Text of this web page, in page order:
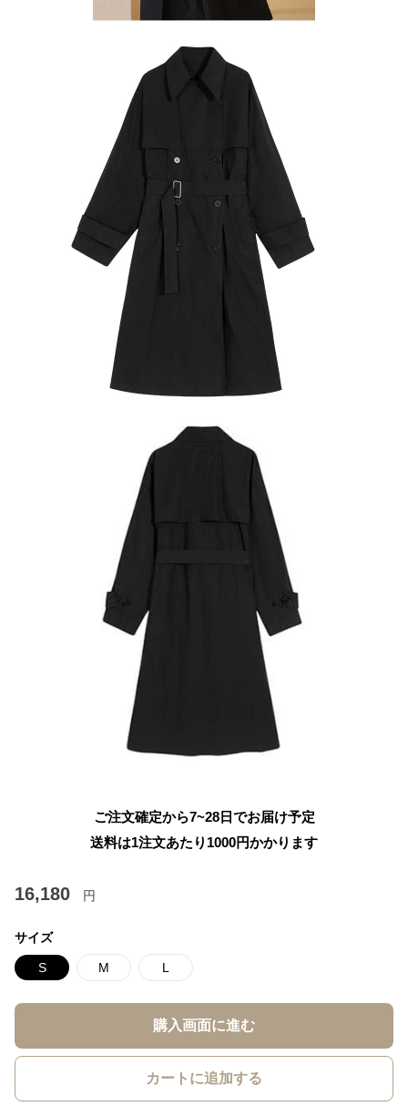
ご注文確定から7~28日でお届け予定
送料は1注文あたり 1000円かかります
16,180 円
サイズ
S M L
購入画面に進む
カートに追加する